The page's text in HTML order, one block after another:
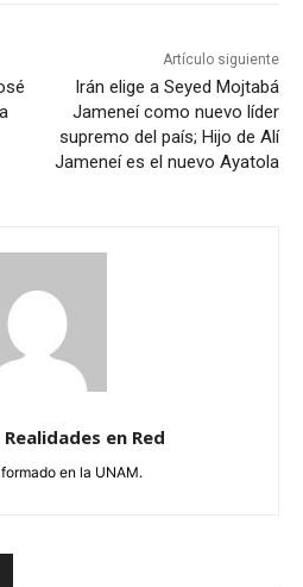
Artículo siguiente
Irán elige a Seyed Mojtabá
Jameneí como nuevo líder
supremo del país; Hijo de Alí
Jameneí es el nuevo Ayatola
en Red
en la UNAM.